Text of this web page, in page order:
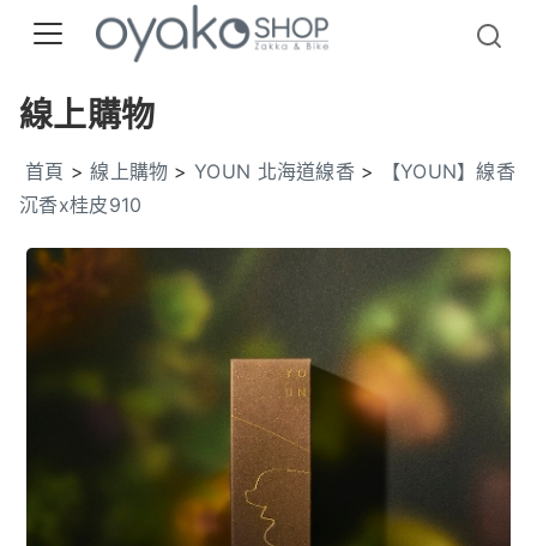
線上購物
首頁 >線上購物 >YOUN 北海道線香 >
【YOUN】線香
沉香x桂皮910